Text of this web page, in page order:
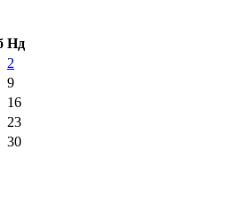
Нд
2
9
16
23
30